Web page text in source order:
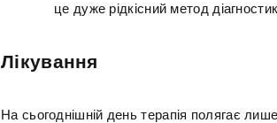
це дуже рідкісний метод
Лікування
На сьогоднішній день терапія полягає